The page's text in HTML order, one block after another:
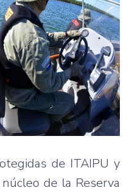
de ITAIPU y
de la Reserva